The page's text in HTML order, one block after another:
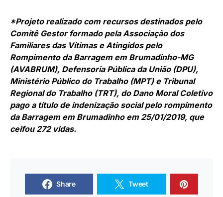
*Projeto realizado com recursos destinados pelo
Comitê Gestor formado pela Associação dos
Familiares das Vítimas e Atingidos pelo
Rompimento da Barragem em Brumadinho-MG
(AVABRUM), Defensoria Pública da União (DPU),
Ministério Público do Trabalho (MPT) e Tribunal
Regional do Trabalho (TRT), do Dano Moral Coletivo
pago a título de indenização social pelo rompimento
da Barragem em Brumadinho em 25/01/2019, que
ceifou 272 vidas.
Share Tweet